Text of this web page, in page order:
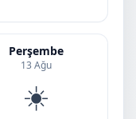
Perşembe
13 Ağu
☀️